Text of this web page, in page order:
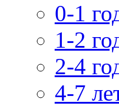
0-1
1-2
2-4
4-7